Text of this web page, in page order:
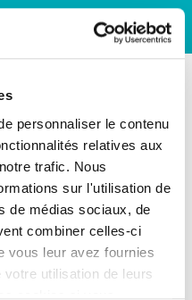
personnaliser le contenu
relatives aux
trafic. Nous
sur l'utilisation de
de médias sociaux, de
combiner celles-ci
vous leur avez fournies
utilisation de leurs